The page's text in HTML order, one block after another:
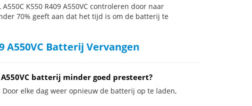
K550 R409 A550VC controleren door naar
70% geeft aan dat het tijd is om de batterij te
A550VC Batterij Vervangen
A550VC batterij minder goed presteert?
elke dag weer opnieuw de batterij op te laden,